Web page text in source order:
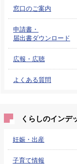
窓口のご案内
申請書・
届出書ダウンロード
広報・広聴
よくある質問
くらしのインデ
妊娠・出産
子育て情報